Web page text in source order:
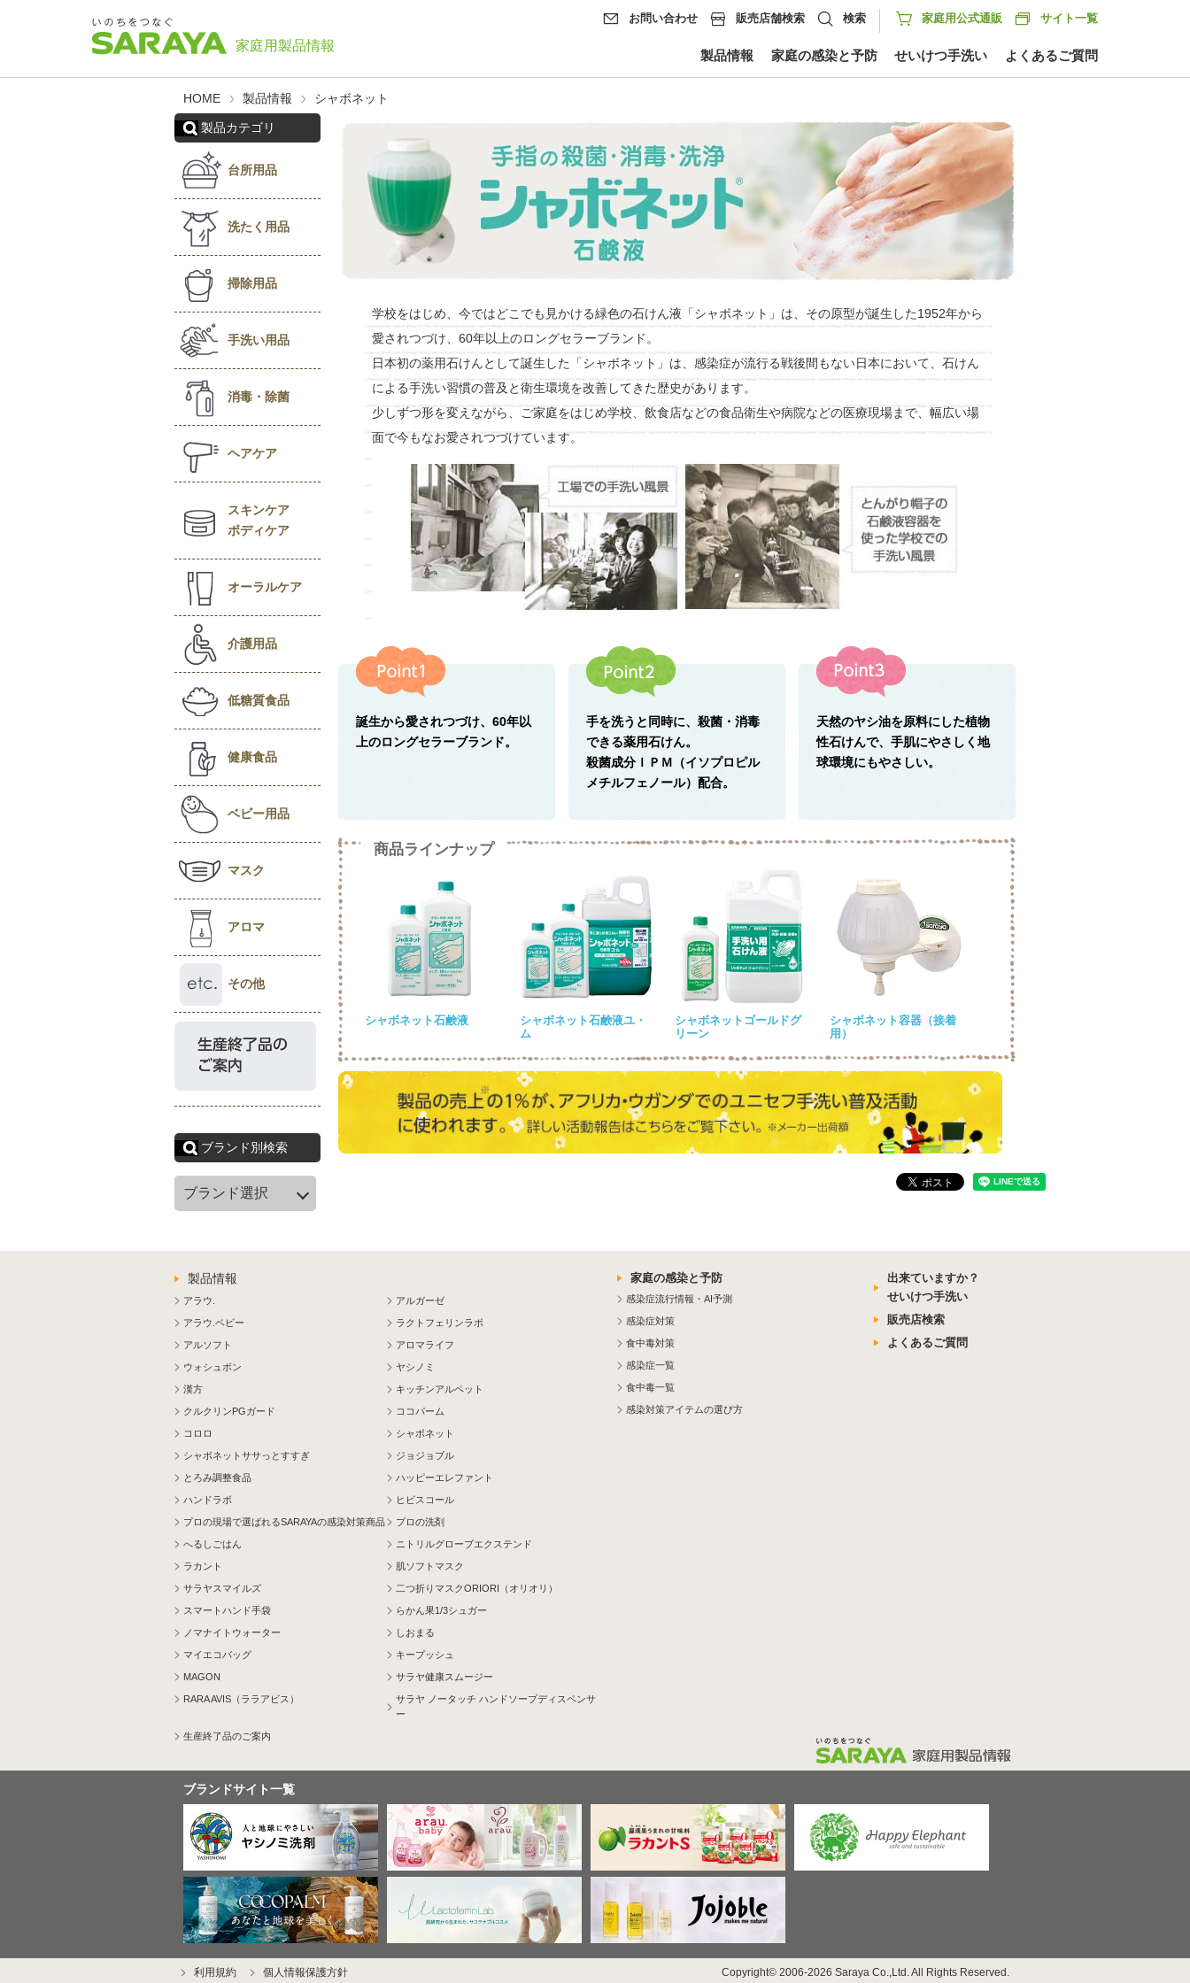
製品情報 家庭の感染と予防 せいけつ手洗い よくあるご質問
お問い合わせ 販売店舗検索 検索 家庭用公式通販 サイト一覧
HOME 製品情報 シャボネット
製品カテゴリ
台所用品
洗たく用品
掃除用品
手洗い用品
消毒・除菌
ヘアケア
スキンケア
ボディケア
オーラルケア
介護用品
低糖質食品
健康食品
ベビー用品
マスク
アロマ
その他
ブランド別検索
学校をはじめ、今ではどこでも見かける緑色の石けん液「シャボネット」は、その原型が誕生した1952年から
愛されつづけ、60年以上のロングセラーブランド。
日本初の薬用石けんとして誕生した「シャボネット」は、感染症が流行る戦後間もない日本において、石けん
による手洗い習慣の普及と衛生環境を改善してきた歴史があります。
少しずつ形を変えながら、ご家庭をはじめ学校、飲食店などの食品衛生や病院などの医療現場まで、幅広い場
面で今もなお愛されつづけています。
誕生から愛されつづけ、60年以
上のロングセラーブランド。
手を洗うと同時に、殺菌・消毒
できる薬用石けん。
殺菌成分ＩＰＭ（イソプロピル
メチルフェノール）配合。
天然のヤシ油を原料にした植物
性石けんで、手肌にやさしく地
球環境にもやさしい。
商品ラインナップ
シャボネット石鹸液
シャボネット石鹸液ユ・
ム
シャボネットゴールドグ
リーン
シャボネット容器（接着
用）
製品情報
アラウ. アルガーゼ
アラウ.ベビー ラクトフェリンラボ
アルソフト アロマライフ
ウォシュボン ヤシノミ
漢方 キッチンアルペット
クルクリンPGガード ココパーム
コロロ シャボネット
シャボネットササっとすすぎ ジョジョブル
とろみ調整食品 ハッピーエレファント
ハンドラボ ヒビスコール
プロの現場で選ばれるSARAYAの感染対策商品 プロの洗剤
へるしごはん ニトリルグローブエクステンド
ラカント 肌ソフトマスク
サラヤスマイルズ 二つ折りマスクORIORI（オリオリ）
スマートハンド手袋 らかん果1/3シュガー
ノマナイトウォーター しおまる
マイエコバッグ キープッシュ
MAGON サラヤ健康スムージー
RARA AVIS（ララアビス）
サラヤ ノータッチ ハンドソープディスペンサ
ー
生産終了品のご案内
家庭の感染と予防
感染症流行情報・AI予測
感染症対策
食中毒対策
感染症一覧
食中毒一覧
感染対策アイテムの選び方
出来ていますか？
せいけつ手洗い
販売店検索
よくあるご質問
ブランドサイト一覧
利用規約 個人情報保護方針 Copyright© 2006-2026 Saraya Co.,Ltd. All Rights Reserved.